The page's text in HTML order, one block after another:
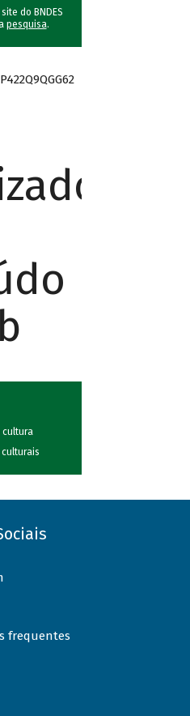
do BNDES
pesquisa.
cultura
culturais
frequentes